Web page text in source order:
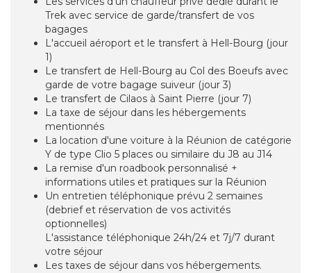
Trek avec service de garde/transfert de vos
bagages
L'accueil aéroport et le transfert à Hell-Bourg (jour
1)
Le transfert de Hell-Bourg au Col des Boeufs avec
garde de votre bagage suiveur (jour 3)
Le transfert de Cilaos à Saint Pierre (jour 7)
La taxe de séjour dans les hébergements
mentionnés
La location d'une voiture à la Réunion de catégorie
Y de type Clio 5 places ou similaire du J8 au J14
La remise d'un roadbook personnalisé +
informations utiles et pratiques sur la Réunion
Un entretien téléphonique prévu 2 semaines
(debrief et réservation de vos activités
optionnelles)
L'assistance téléphonique 24h/24 et 7j/7 durant
votre séjour
Les taxes de séjour dans vos hébergements.